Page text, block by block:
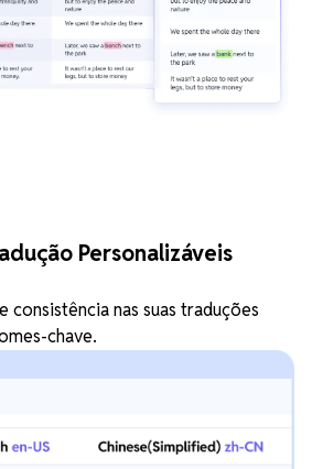
Personalizáveis
consistência nas suas traduções
chave.